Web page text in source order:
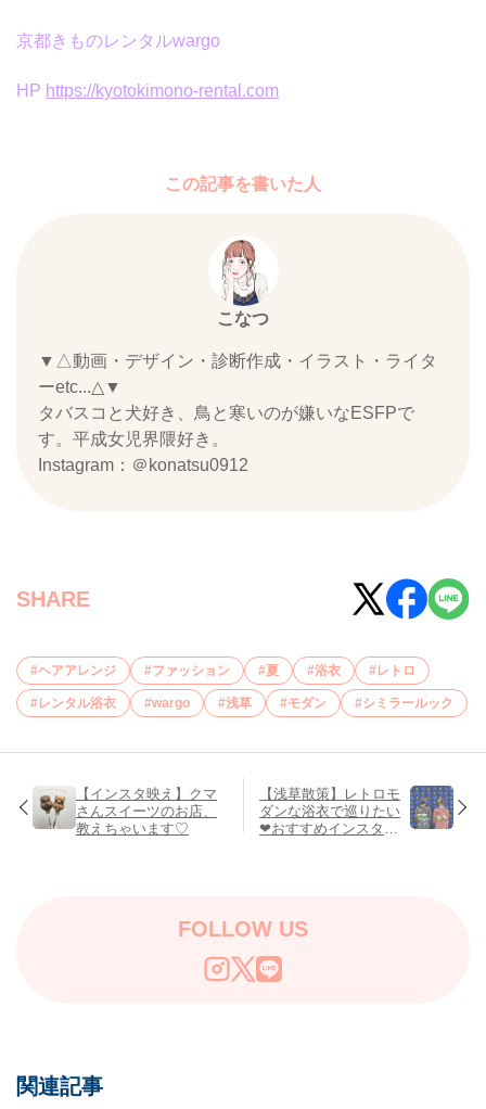
京都きものレンタルwargo
HP https://kyotokimono-rental.com
この記事を書いた人
こなつ
▼△動画・デザイン・診断作成・イラスト・ライタ
ーetc...△▼
タバスコと犬好き、鳥と寒いのが嫌いなESFPで
す。平成女児界隈好き。
Instagram：＠konatsu0912
SHARE
ヘアアレンジ ファッション 夏 浴衣 レトロ
レンタル浴衣 wargo 浅草 モダン シミラールック
【インスタ映え】クマ
さんスイーツのお店、
教えちゃいます♡
【浅草散策】レトロモ
ダンな浴衣で巡りたい
❤︎おすすめインスタ映
FOLLOW US
関連記事